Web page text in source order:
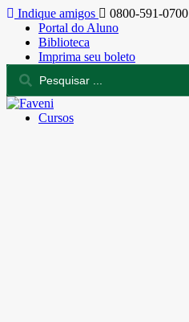
Indique amigos
0800-591-0700
Portal do Aluno
Biblioteca
Imprima seu boleto
Cursos